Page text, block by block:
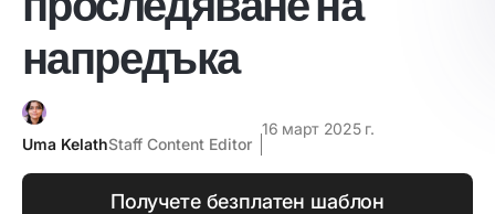
напредъка
Uma KelathStaff Content Editor
16 март 2025 г.
Получете безплатен шаблон